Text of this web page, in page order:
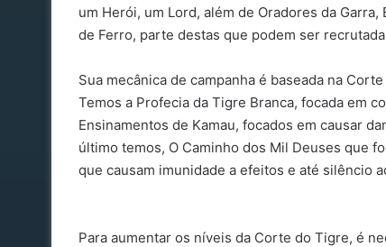
um Herói, um Lord, além de Oradores da
de Ferro, parte destas que podem ser
Sua mecânica de campanha é baseada na
Temos a Profecia da Tigre Branca, focada em
Ensinamentos de Kamau, focados em causar
último temos, O Caminho dos Mil Deuses que
que causam imunidade a efeitos e até silêncio
Para aumentar os níveis da Corte do Tigre, é